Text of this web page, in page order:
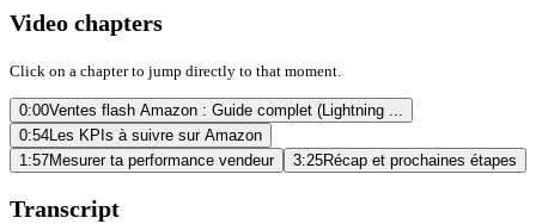
Video chapters
Click on a chapter to jump directly to that moment.
0:00Ventes flash Amazon : Guide complet (Lightning ...
0:54Les KPIs à suivre sur Amazon
1:57Mesurer ta performance vendeur 3:25Récap et prochaines étapes
Transcript